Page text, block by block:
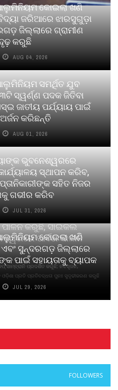
ପାଳନ କରୁଛି, ସାଇକଲ
ପାର୍ବଣ କାଳୀନ
ସାମ୍ବ୍ରାନି ପ୍ରଦର୍ଶିତ କରୁଛି; ନବସୃଜନ,
ଓଡ଼ିଶା ପ୍ରତି ପ୍ରତିବଦ୍ଧତା ପୁନଃ ସୁଦୃଢୀକରଣ କରୁଛି
କୋଇଲା ଖଣି
ଜରିଆରେ ଝାରସୁଗୁଡ଼ା
ଜିଲ୍ଲାରେ ଗ୍ରାମୀଣ
କରୁଛି
AUG 04, 2026
ସମର୍ଥିତ ଯୁବ
ସ୍ୱର୍ଣ୍ଣ ପଦକ ଜିତିବା
ଜାତୀୟ ପର୍ଯ୍ୟାୟ ପାଇଁ
କରିଛନ୍ତି
AUG 01, 2026
ଭୁବନେଶ୍ୱରରେ
ସ୍ଥାପନ କରିବ,
ସହିତ ନିଜର
ଗଭୀର କରିବ
JUL 31, 2026
କୋଇଲା ଖଣି
ଏବଂ ସୁନ୍ଦରଗଡ଼ ଜିଲ୍ଲାରେ
ପାଇଁ ସହାୟତାକୁ ବ୍ୟାପକ
JUL 29, 2026
FOLLOWERS